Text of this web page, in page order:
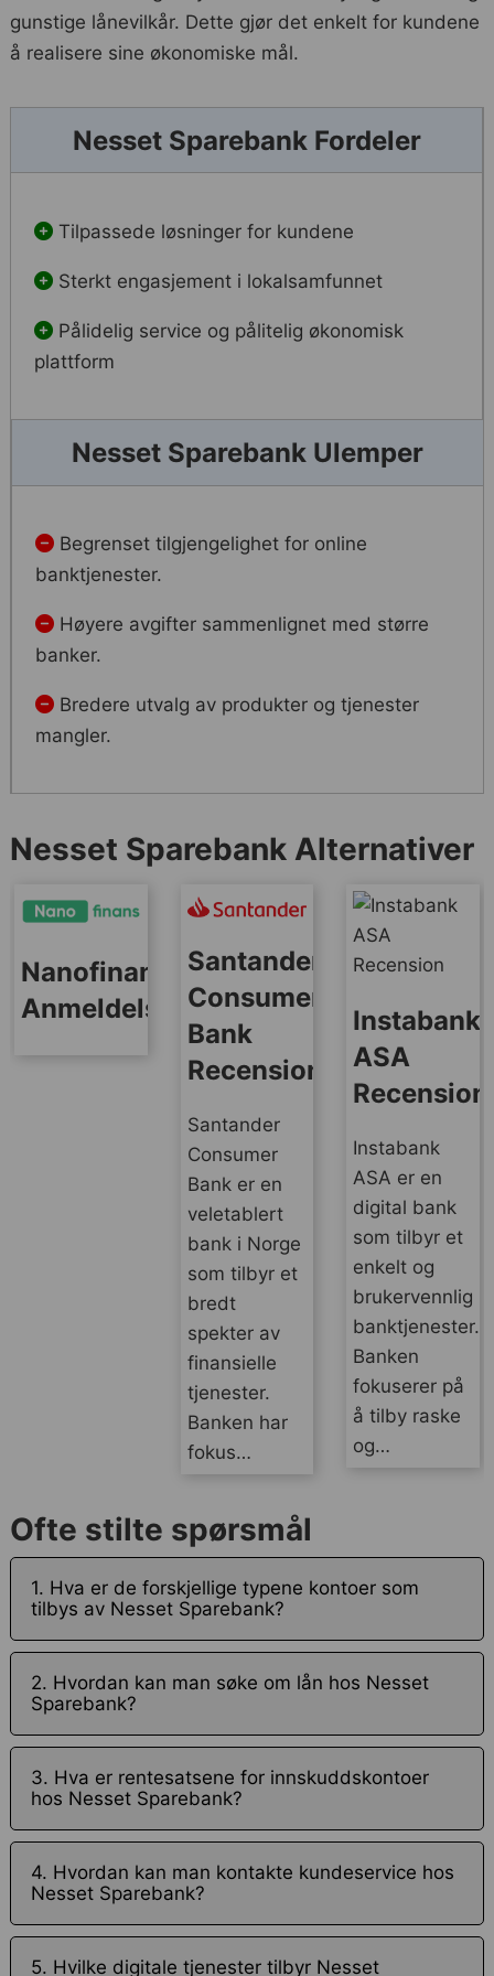
gunstige lånevilkår. Dette gjør det enkelt for kundene
å realisere sine økonomiske mål.
Nesset Sparebank Fordeler
Tilpassede løsninger for kundene
Sterkt engasjement i lokalsamfunnet
Pålidelig service og pålitelig økonomisk
plattform
Nesset Sparebank Ulemper
Begrenset tilgjengelighet for online
banktjenester.
Høyere avgifter sammenlignet med større
banker.
Bredere utvalg av produkter og tjenester
mangler.
Nesset Sparebank Alternativer
Nanofinans
Anmeldelse
Santander
Consumer
Bank
Recension
Santander
Consumer
Bank er en
veletablert
bank i Norge
som tilbyr et
bredt
spekter av
finansielle
tjenester.
Banken har
fokus…
Instabank
ASA
Recension
Instabank
ASA er en
digital bank
som tilbyr et
enkelt og
brukervennlig
banktjenester.
Banken
fokuserer på
å tilby raske
og…
Ofte stilte spørsmål
1. Hva er de forskjellige typene kontoer som
tilbys av Nesset Sparebank?
2. Hvordan kan man søke om lån hos Nesset
Sparebank?
3. Hva er rentesatsene for innskuddskontoer
hos Nesset Sparebank?
4. Hvordan kan man kontakte kundeservice hos
Nesset Sparebank?
5. Hvilke digitale tjenester tilbyr Nesset